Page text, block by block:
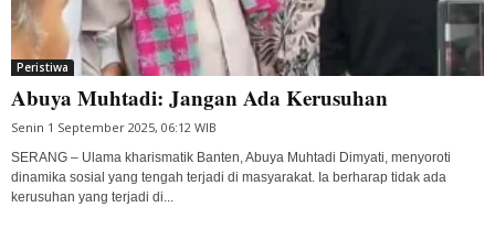
Peristiwa
Abuya Muhtadi: Jangan Ada Kerusuhan
Senin 1 September 2025, 06:12 WIB
SERANG – Ulama kharismatik Banten, Abuya Muhtadi Dimyati, menyoroti
dinamika sosial yang tengah terjadi di masyarakat. Ia berharap tidak ada
kerusuhan yang terjadi di...